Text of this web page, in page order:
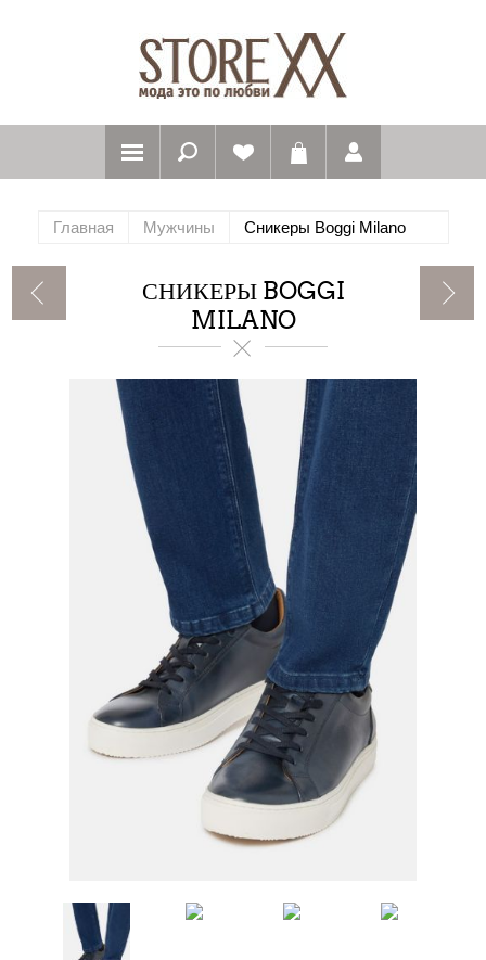
Главная Мужчины Сникеры Boggi Milano
СНИКЕРЫ BOGGI
MILANO